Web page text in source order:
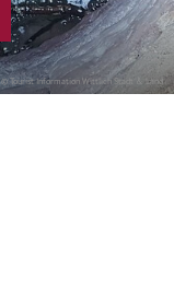
© Tourist Information Wittlich Stadt & Land